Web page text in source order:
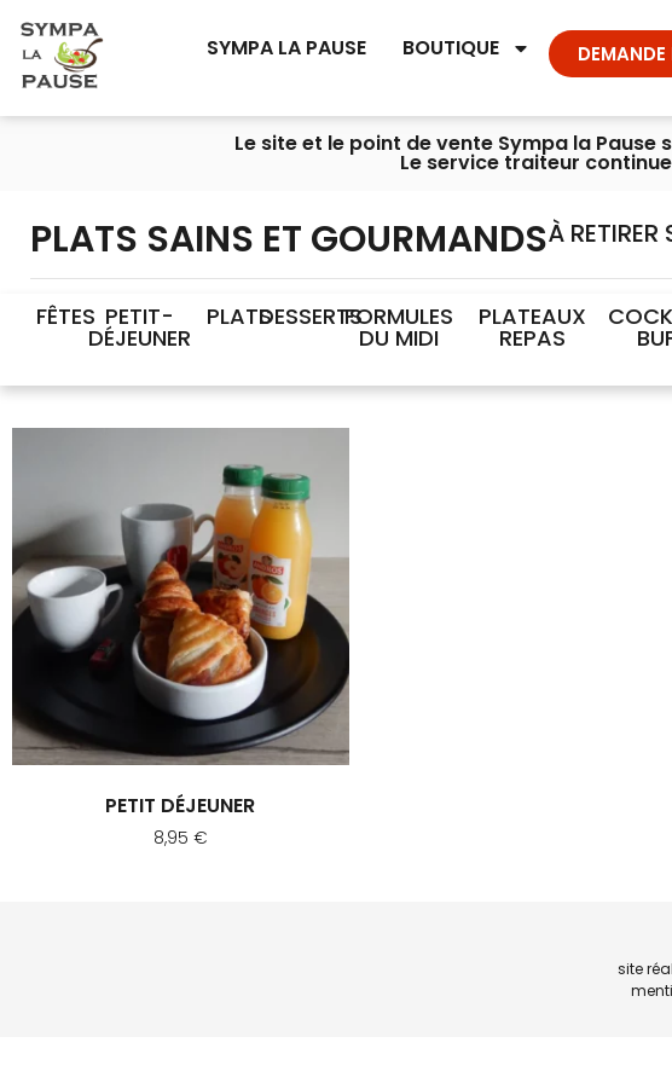
SYMPA LA PAUSE BOUTIQUE DEMANDE
Le site et le point de vente Sympa la
Le service traiteur
PLATS SAINS ET GOURMANDSÀ
FÊTES PETIT-
DÉJEUNER
PLATSDESSERTSFORMULES
DU MIDI
PLATEAUX
REPAS
PETIT DÉJEUNER
8,95 €
site